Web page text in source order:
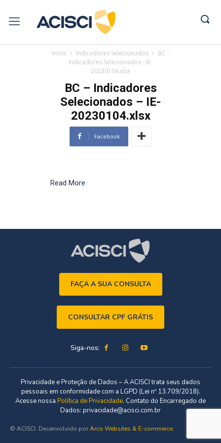
Início Indicadores Selecionados
BC -
Indicadores Selecionados - IE-
20230104.xlsx
BC – Indicadores
Selecionados – IE-
20230104.xlsx
Facebook
Read More
FAÇA A SUA CONSULTA
CONSULTAR CPF GRÁTIS
Siga-nos:
Privacidade e Proteção de Dados – A ACISCI trata seus dados
pessoais em conformidade com a LGPD (Lei nº 13.709/2018).
Acesse nossa Política de Privacidade. Contato do Encarregado de
Dados: privacidade@acisci.com.br
© ACISCI. Desenvolvido porArco Websites & E-commerce.